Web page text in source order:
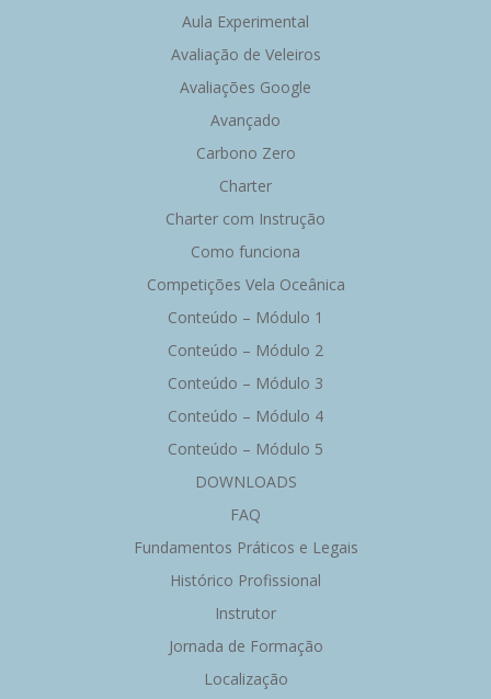
Aula Experimental
Avaliação de Veleiros
Avaliações Google
Avançado
Carbono Zero
Charter
Charter com Instrução
Como funciona
Competições Vela Oceânica
Conteúdo – Módulo 1
Conteúdo – Módulo 2
Conteúdo – Módulo 3
Conteúdo – Módulo 4
Conteúdo – Módulo 5
DOWNLOADS
FAQ
Fundamentos Práticos e Legais
Histórico Profissional
Instrutor
Jornada de Formação
Localização